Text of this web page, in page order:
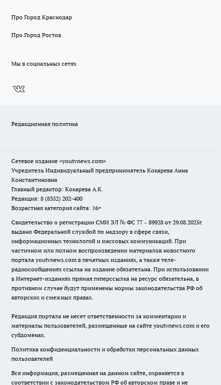
Про Город Краснодар
Про Город Ростов
Мы в социальных сетях
Редакционная политика
Сетевое издание «youtvnews.com»
Учредитель Индивидуальный предприниматель Кокарева Анна
Константиновна
Главный редактор: Кокарева А.К.
Редакция: 8 (8352) 202-400
Возрастная категория сайта: 16+
Свидетельство о регистрации СМИ ЭЛ № ФС 77 – 89928 от 29.08.2025г.
выдано Федеральной службой по надзору в сфере связи,
информационных технологий и массовых коммуникаций. При
частичном или полном воспроизведении материалов новостного
портала youtvnews.com в печатных изданиях, а также теле-
радиосообщениях ссылка на издание обязательна. При использовании
в Интернет-изданиях прямая гиперссылка на ресурс обязательна, в
противном случае будут применены нормы законодательства РФ об
авторских и смежных правах.
Редакция портала не несет ответственности за комментарии и
материалы пользователей, размещенные на сайте youtvnews.com и его
субдоменах.
Политика конфиденциальности и обработки персональных данных
пользователей
Вся информация, размещенная на данном сайте, охраняется в
соответствии с законодательством РФ об авторском праве и не